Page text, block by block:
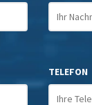
TELEFON